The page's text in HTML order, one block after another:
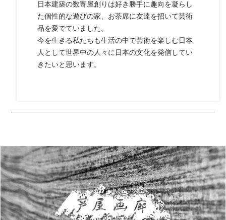
日本建築の数寄屋創りは好き勝手に趣向を凝らし
た個性的な遊びの家、お茶席に友達を招いて芸術
品を愛でていました。
今を生きる私たちも生活の中で芸術を楽しむ日本
人として世界中の人々に日本の文化を発信してい
きたいと思います。